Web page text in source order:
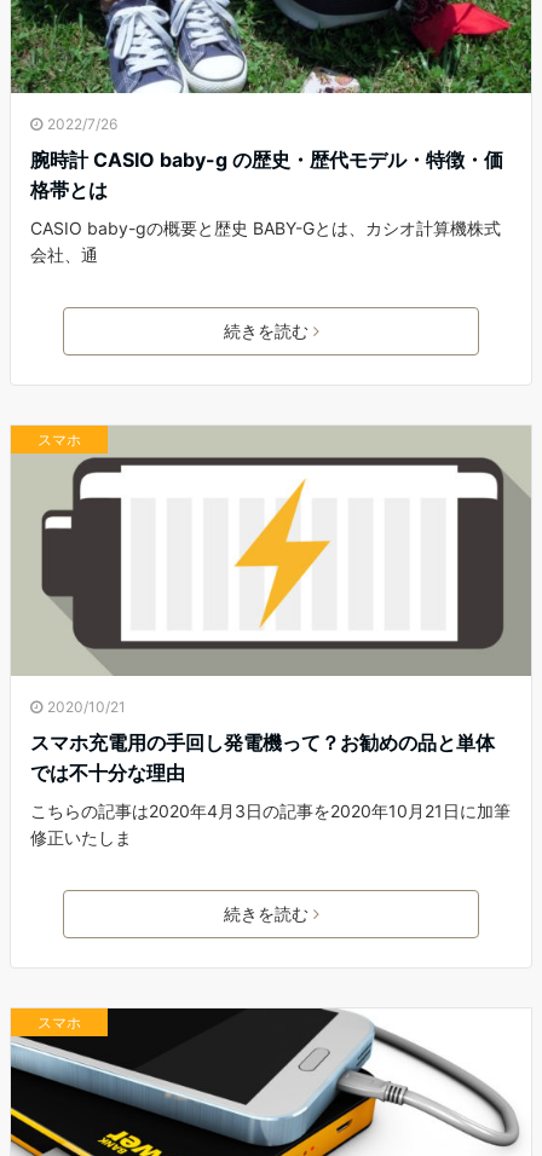
2022/7/26
腕時計 CASIO baby-g の歴史・歴代モデル・特徴・価
格帯とは
CASIO baby-gの概要と歴史 BABY-Gとは、カシオ計算機株式
会社、通
続きを読む
スマホ
2020/10/21
スマホ充電用の手回し発電機って？お勧めの品と単体
では不十分な理由
こちらの記事は2020年4月3日の記事を2020年10月21日に加筆
修正いたしま
続きを読む
スマホ